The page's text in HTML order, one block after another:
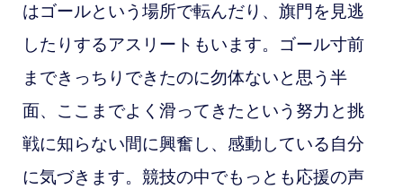
はゴールという場所で転んだり、旗門を見逃
したりするアスリートもいます。ゴール寸前
まできっちりできたのに勿体ないと思う半
面、ここまでよく滑ってきたという努力と挑
戦に知らない間に興奮し、感動している自分
に気づきます。競技の中でもっとも応援の声